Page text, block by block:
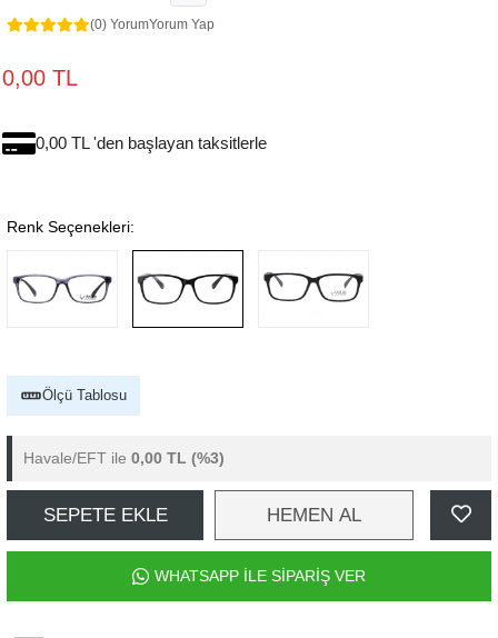
(0) YorumYorum Yap
0,00 TL
0,00 TL 'den başlayan taksitlerle
Renk Seçenekleri:
Ölçü Tablosu
Havale/EFT ile 0,00 TL (%3)
SEPETE EKLE HEMEN AL
WHATSAPP İLE SİPARİŞ VER